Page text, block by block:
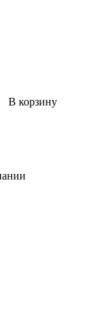
В корзину